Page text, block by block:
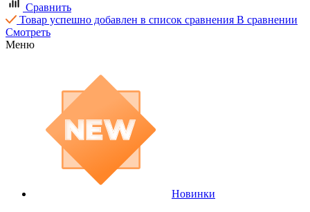
Сравнить
Товар успешно добавлен в список сравнения В сравнении
Смотреть
Меню
Новинки